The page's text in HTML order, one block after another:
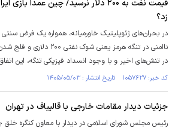
قیمت نفت به ۲۰۰ دلار نرسید/ چین عمداً
زد؟
در بحران‌های ژئوپلیتیک خاورمیانه، همواره یک فرض
ناامنی در تنگه هرمز یعنی
در تنش‌های اخیر و با وجود انسداد فیزیکی تنگه، این
کد خبر: ۱۰۵۷۶۲۷ تاریخ انتشار : ۱۴۰۵/۰۵/۰۳
جزئیات دیدار مقامات خارجی با قالیباف در تهران
رئیس مجلس شورای اسلامی در دیدار با معاون کنگره